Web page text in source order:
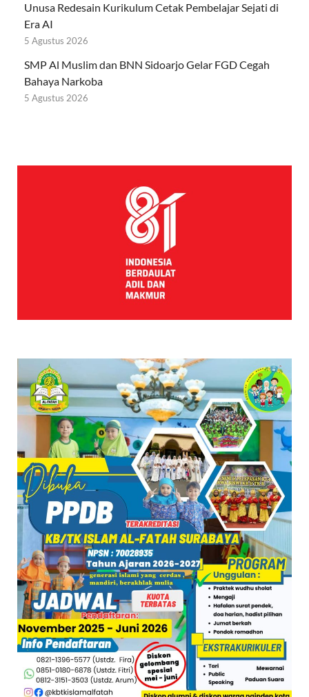
Unusa Redesain Kurikulum Cetak Pembelajar Sejati di
Era AI
5 Agustus 2026
SMP Al Muslim dan BNN Sidoarjo Gelar FGD Cegah
Bahaya Narkoba
5 Agustus 2026